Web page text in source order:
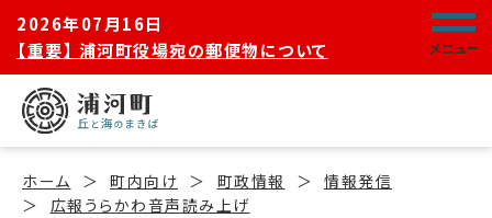
2026年07月16日
【重要】 浦河町役場宛の郵便物について
メニュー
ホーム 町内向け 町政情報
情報発信
広報うらかわ音声読み上げ